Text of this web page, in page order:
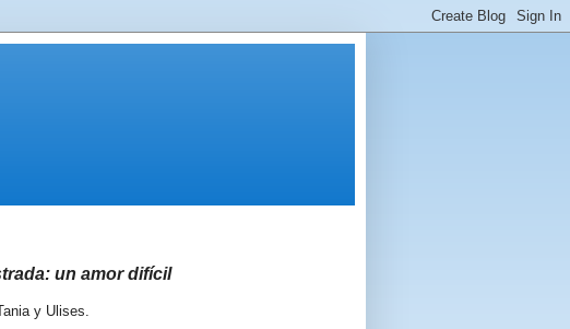
un amor difícil
y Ulises.